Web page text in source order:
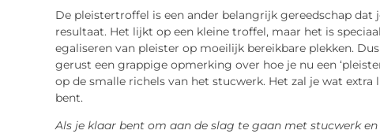
De pleistertroffel is een ander belangrijk gereedschap dat
resultaat. Het lijkt op een kleine troffel, maar het is
egaliseren van pleister op moeilijk bereikbare plekken.
gerust een grappige opmerking over hoe je nu een
op de smalle richels van het stucwerk. Het zal je wat
bent.
Als je klaar bent om aan de slag te gaan met stucwerk